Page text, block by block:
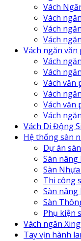
Vách
Vách
Vách
Vách
Vách ngăn
Vách
Vách
Vách văn
Vách
Vách văn
Vách
Vách Di Động
Hệ thống sàn
Dự án
Sàn
Sàn
Thi công
Sàn
Sàn
Phụ kiện
Vách ngăn
Tay vịn hành